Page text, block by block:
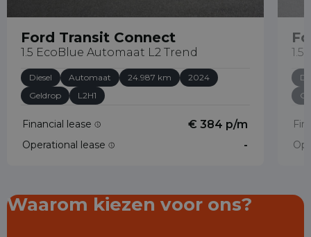
Ford Transit Connect
1.5 EcoBlue Automaat L2 Trend
Diesel Automaat 24.987 km
2024
Geldrop
L2H1
Financial lease € 384 p/m
Operational lease -
1.5
Waarom kiezen voor ons?